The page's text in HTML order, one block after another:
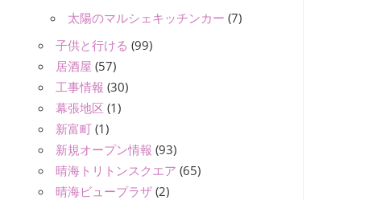
太陽のマルシェキッチンカー (7)
子供と行ける (99)
居酒屋 (57)
工事情報 (30)
幕張地区 (1)
新富町 (1)
新規オープン情報 (93)
晴海トリトンスクエア (65)
晴海ビュープラザ (2)